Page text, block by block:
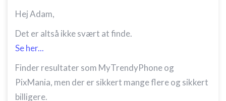
Hej Adam,
Det er altså ikke svært at finde.
Se her...
Finder resultater som MyTrendyPhone og
PixMania, men der er sikkert mange flere og sikkert
billigere.